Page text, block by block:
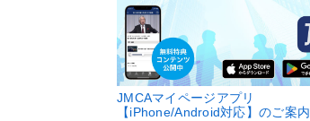
JMCAマイページアプリ
【iPhone/Android対応】のご案内